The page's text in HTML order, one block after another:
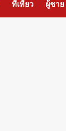
ที่เที่ยว ผู้ชาย